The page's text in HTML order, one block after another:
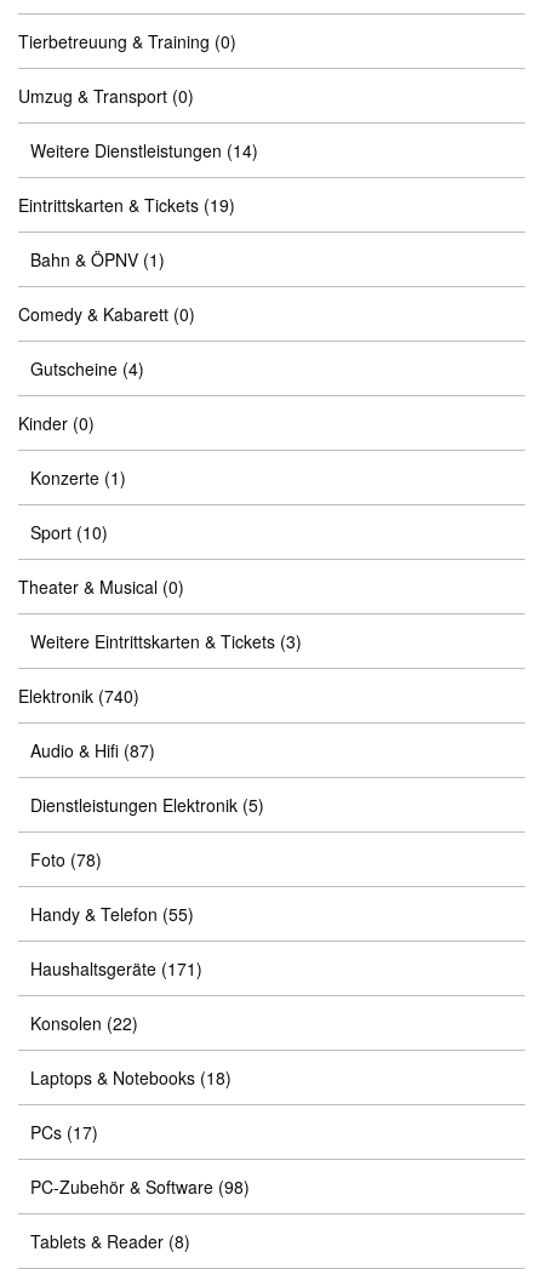
Tierbetreuung & Training (0)
Umzug & Transport (0)
Weitere Dienstleistungen (14)
Eintrittskarten & Tickets (19)
Bahn & ÖPNV (1)
Comedy & Kabarett (0)
Gutscheine (4)
Kinder (0)
Konzerte (1)
Sport (10)
Theater & Musical (0)
Weitere Eintrittskarten & Tickets (3)
Elektronik (740)
Audio & Hifi (87)
Dienstleistungen Elektronik (5)
Foto (78)
Handy & Telefon (55)
Haushaltsgeräte (171)
Konsolen (22)
Laptops & Notebooks (18)
PCs (17)
PC-Zubehör & Software (98)
Tablets & Reader (8)